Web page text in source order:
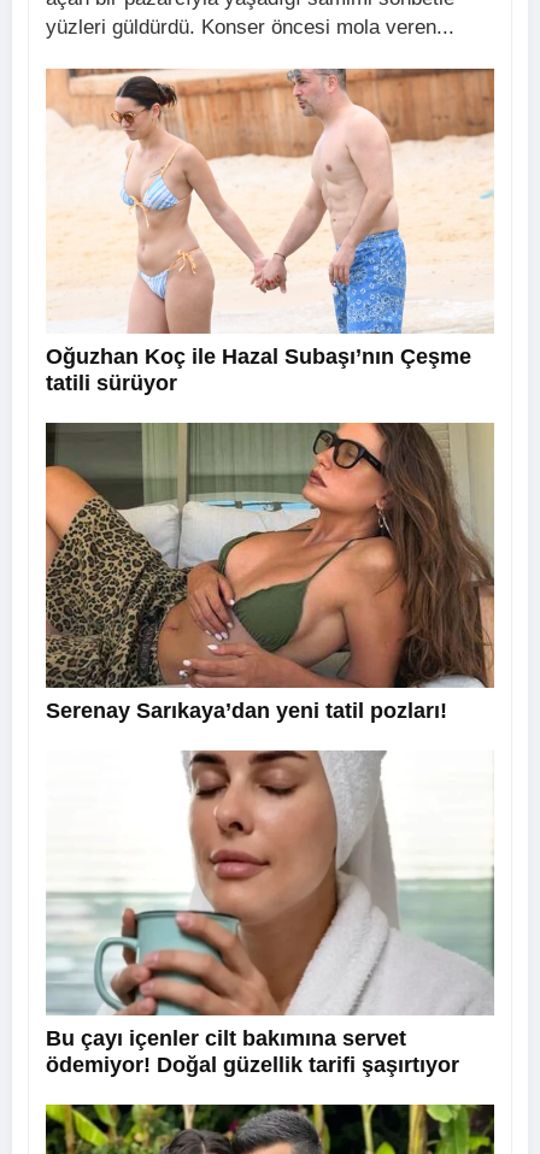
yüzleri güldürdü. Konser öncesi mola veren...
Oğuzhan Koç ile Hazal Subaşı’nın Çeşme
tatili sürüyor
Serenay Sarıkaya’dan yeni tatil pozları!
Bu çayı içenler cilt bakımına servet
ödemiyor! Doğal güzellik tarifi şaşırtıyor